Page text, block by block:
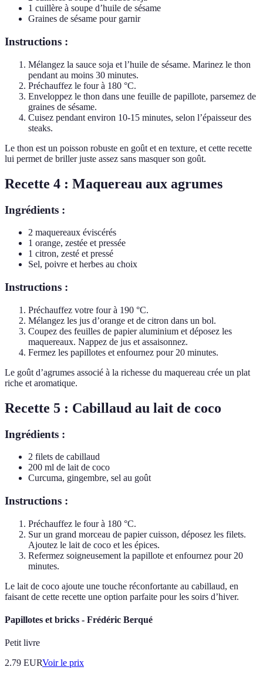
1 cuillère à soupe d’huile de sésame
Graines de sésame pour garnir
Instructions :
Mélangez la sauce soja et l’huile de sésame. Marinez le thon
pendant au moins 30 minutes.
Préchauffez le four à 180 °C.
Enveloppez le thon dans une feuille de papillote, parsemez de
graines de sésame.
Cuisez pendant environ 10-15 minutes, selon l’épaisseur des
steaks.
Le thon est un poisson robuste en goût et en texture, et cette recette
lui permet de briller juste assez sans masquer son goût.
Recette 4 : Maquereau aux agrumes
Ingrédients :
2 maquereaux éviscérés
1 orange, zestée et pressée
1 citron, zesté et pressé
Sel, poivre et herbes au choix
Instructions :
Préchauffez votre four à 190 °C.
Mélangez les jus d’orange et de citron dans un bol.
Coupez des feuilles de papier aluminium et déposez les
maquereaux. Nappez de jus et assaisonnez.
Fermez les papillotes et enfournez pour 20 minutes.
Le goût d’agrumes associé à la richesse du maquereau crée un plat
riche et aromatique.
Recette 5 : Cabillaud au lait de coco
Ingrédients :
2 filets de cabillaud
200 ml de lait de coco
Curcuma, gingembre, sel au goût
Instructions :
Préchauffez le four à 180 °C.
Sur un grand morceau de papier cuisson, déposez les filets.
Ajoutez le lait de coco et les épices.
Refermez soigneusement la papillote et enfournez pour 20
minutes.
Le lait de coco ajoute une touche réconfortante au cabillaud, en
faisant de cette recette une option parfaite pour les soirs d’hiver.
Papillotes et bricks - Frédéric Berqué
Petit livre
2.79 EURVoir le prix